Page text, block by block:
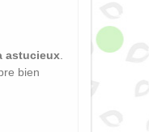
astucieux
bien